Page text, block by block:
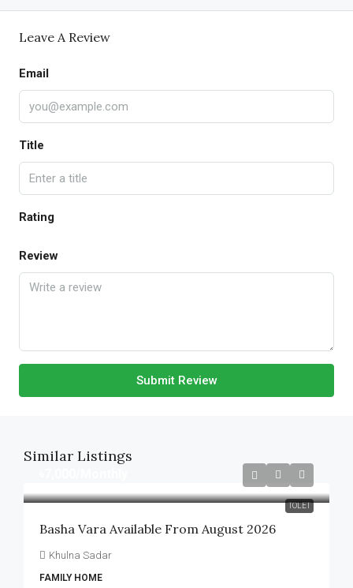
Leave A Review
Email
Title
Rating
Review
Submit Review
Similar Listings
TOLET
Basha Vara Available From August 2026
Khulna Sadar
FAMILY HOME